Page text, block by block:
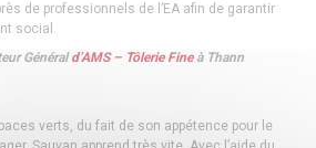
de professionnels de l’EA afin de garantir
social.
Générald’AMS – Tôlerie Fineà Thann
verts, du fait de son appétence pour le